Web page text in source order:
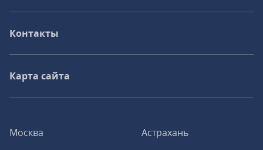
Москва
Астрахань
Контакты
Карта сайта